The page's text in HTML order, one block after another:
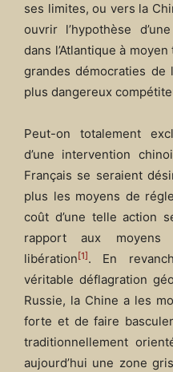
ses limites, ou vers la
ouvrir l’hypothèse
dans l’Atlantique à
grandes démocraties de
plus dangereux
Peut-on totalement
d’une intervention
Français se seraient
plus les moyens de
coût d’une telle action
rapport aux moyens
libération[1]. En
véritable déflagration
Russie, la Chine a les
forte et de faire
traditionnellement
aujourd’hui une zone